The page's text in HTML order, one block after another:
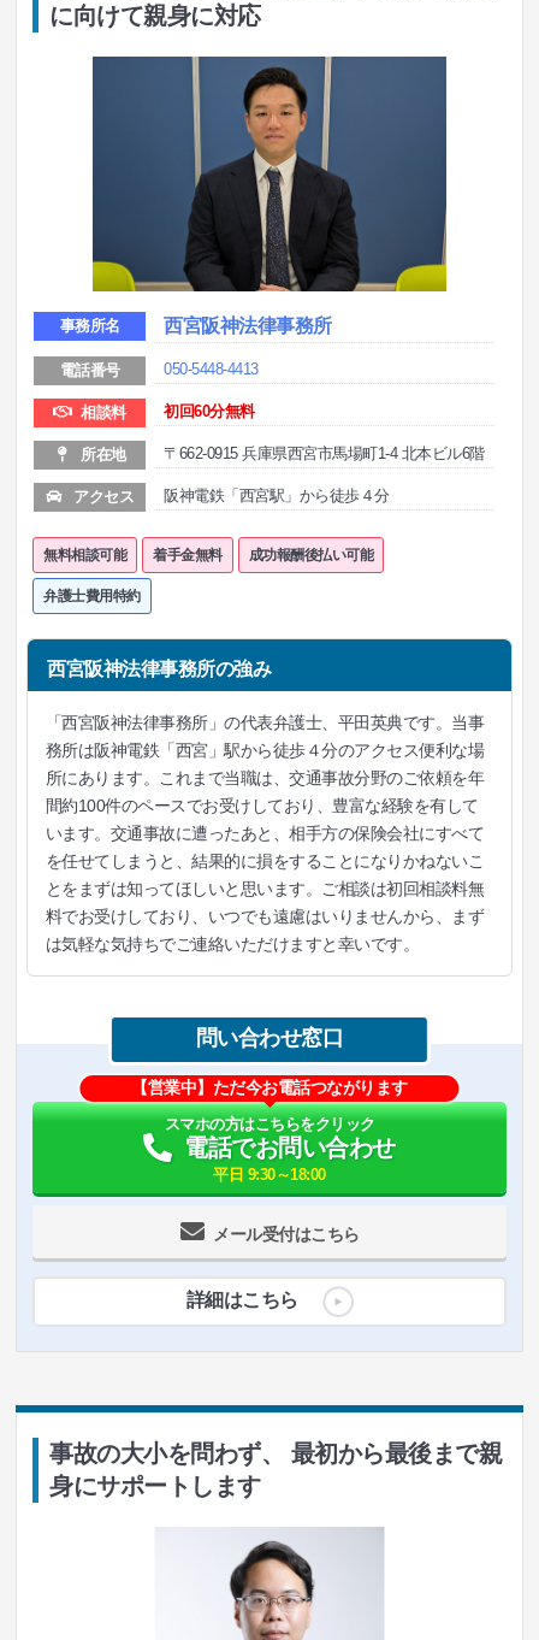
に向けて親身に対応
事務所名 西宮阪神法律事務所
電話番号 050-5448-4413
相談料 初回60分無料
所在地 〒662-0915 兵庫県西宮市馬場町1-4 北本ビル6階
アクセス 阪神電鉄「西宮駅」から徒歩４分
無料相談可能 着手金無料 成功報酬後払い可能
弁護士費用特約
西宮阪神法律事務所の強み
「西宮阪神法律事務所」の代表弁護士、平田英典です。当事
務所は阪神電鉄「西宮」駅から徒歩４分のアクセス便利な場
所にあります。これまで当職は、交通事故分野のご依頼を年
間約100件のペースでお受けしており、豊富な経験を有して
います。交通事故に遭ったあと、相手方の保険会社にすべて
を任せてしまうと、結果的に損をすることになりかねないこ
とをまずは知ってほしいと思います。ご相談は初回相談料無
料でお受けしており、いつでも遠慮はいりませんから、まず
は気軽な気持ちでご連絡いただけますと幸いです。
問い合わせ窓口
メール受付はこちら
【営業中】ただ今お電話つながります
スマホの方はこちらをクリック
電話でお問い合わせ
平日 9:30～18:00
詳細はこちら
事故の大小を問わず、 最初から最後まで親
身にサポートします